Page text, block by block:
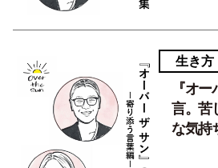
生き方
『オ
言。苦
な気持